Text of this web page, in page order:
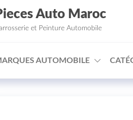
Auto Maroc
et Peinture Automobile
AUTOMOBILE